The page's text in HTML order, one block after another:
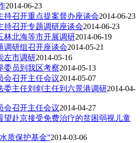
2014-06-23
持召开重点提案督办座谈会2014-06-23
持召开专题调研座谈会2014-06-23
林北海等市开展调研2014-06-19
调研组召开座谈会2014-05-21
左市调研2014-05-16
委员到我区考察2014-05-13
会召开主任会议2014-05-07
委主任刘剑主任到六景港调研2014-04-
会召开主任会议2014-04-27
望赴京接受免费治疗的贫困弱视儿童
质保护基金”2014-03-06